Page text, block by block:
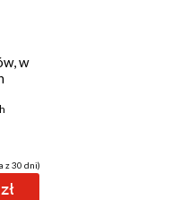
w
z 30 dni)